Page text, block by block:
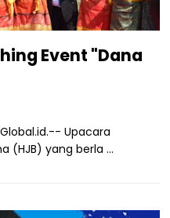
Event "Dana
Upacara
(HJB) yang berla ...